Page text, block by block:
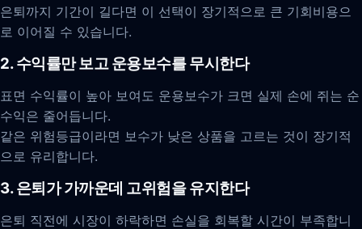
은퇴까지 기간이 길다면 이 선택이 장기적으로 큰 기회비용으
로 이어질 수 있습니다.
2. 수익률만 보고 운용보수를 무시한다
표면 수익률이 높아 보여도 운용보수가 크면 실제 손에 쥐는 순
수익은 줄어듭니다.
같은 위험등급이라면 보수가 낮은 상품을 고르는 것이 장기적
으로 유리합니다.
3. 은퇴가 가까운데 고위험을 유지한다
은퇴 직전에 시장이 하락하면 손실을 회복할 시간이 부족합니